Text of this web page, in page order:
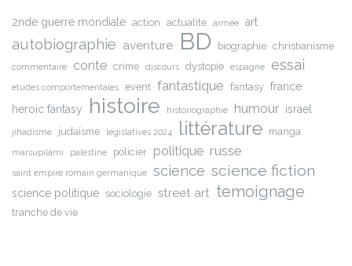
2nde guerre mondiale action actualite armée art
autobiographie aventure BD biographie christianisme
commentaire conte crime discours dystopie espagne essai
etudes comportementales event fantastique fantasy france
heroic fantasy
histoire historiographie humour israel
jihadisme judaïsme legislatives 2024 littérature manga
marsupilami palestine policier politique russe
saint empire romain germanique science science fiction
science politique sociologie street art temoignage
tranche de vie